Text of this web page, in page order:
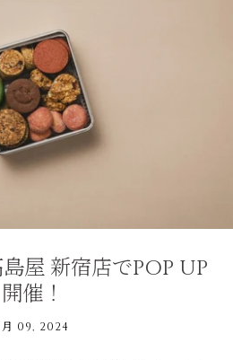
島屋 新宿店でPOP UP
開催！
09, 2024